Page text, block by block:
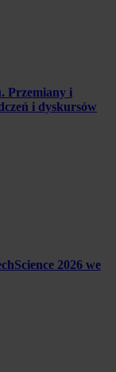
Przemiany i
i dyskursów
2026 we